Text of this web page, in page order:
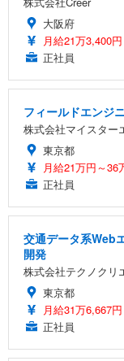
大阪府
月給21万3,400
正社員
フィールドエンジ
株式会社マイスター
東京都
月給21万円～36
正社員
交通データ系Web
開発
株式会社テクノクリ
東京都
月給31万6,667
正社員